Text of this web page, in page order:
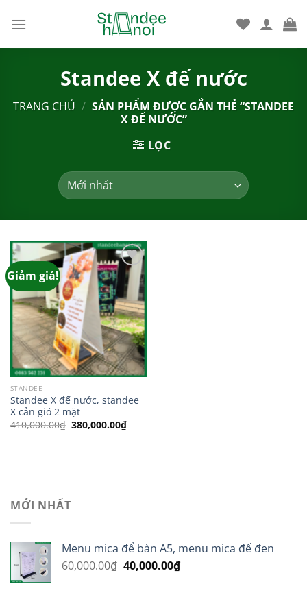
qua
Standee X đế nước
TRANG CHỦ / SẢN PHẨM ĐƯỢC GẮN THẺ “STANDEE
X ĐẾ NƯỚC”
LỌC
Giảm giá!
Add to
wishlist
STANDEE
Standee X đế nước, standee
X cản gió 2 mặt
410,000.00₫ Giá
gốc
380,000.00₫Giá
hiện
MỚI NHẤT
Menu mica để bàn A5, menu mica đế đen
60,000.00₫ Giá
40,000.00₫Giá